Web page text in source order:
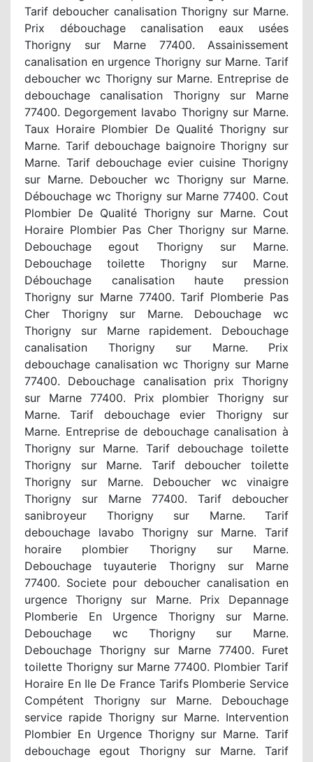
Tarif deboucher canalisation Thorigny sur Marne.
Prix débouchage canalisation eaux usées
Thorigny sur Marne 77400. Assainissement
canalisation en urgence Thorigny sur Marne. Tarif
deboucher wc Thorigny sur Marne. Entreprise de
debouchage canalisation Thorigny sur Marne
77400. Degorgement lavabo Thorigny sur Marne.
Taux Horaire Plombier De Qualité Thorigny sur
Marne. Tarif debouchage baignoire Thorigny sur
Marne. Tarif debouchage evier cuisine Thorigny
sur Marne. Deboucher wc Thorigny sur Marne.
Débouchage wc Thorigny sur Marne 77400. Cout
Plombier De Qualité Thorigny sur Marne. Cout
Horaire Plombier Pas Cher Thorigny sur Marne.
Debouchage egout Thorigny sur Marne.
Debouchage toilette Thorigny sur Marne.
Débouchage canalisation haute pression
Thorigny sur Marne 77400. Tarif Plomberie Pas
Cher Thorigny sur Marne. Debouchage wc
Thorigny sur Marne rapidement. Debouchage
canalisation Thorigny sur Marne. Prix
debouchage canalisation wc Thorigny sur Marne
77400. Debouchage canalisation prix Thorigny
sur Marne 77400. Prix plombier Thorigny sur
Marne. Tarif debouchage evier Thorigny sur
Marne. Entreprise de debouchage canalisation à
Thorigny sur Marne. Tarif debouchage toilette
Thorigny sur Marne. Tarif deboucher toilette
Thorigny sur Marne. Deboucher wc vinaigre
Thorigny sur Marne 77400. Tarif deboucher
sanibroyeur Thorigny sur Marne. Tarif
debouchage lavabo Thorigny sur Marne. Tarif
horaire plombier Thorigny sur Marne.
Debouchage tuyauterie Thorigny sur Marne
77400. Societe pour deboucher canalisation en
urgence Thorigny sur Marne. Prix Depannage
Plomberie En Urgence Thorigny sur Marne.
Debouchage wc Thorigny sur Marne.
Debouchage Thorigny sur Marne 77400. Furet
toilette Thorigny sur Marne 77400. Plombier Tarif
Horaire En Ile De France Tarifs Plomberie Service
Compétent Thorigny sur Marne. Debouchage
service rapide Thorigny sur Marne. Intervention
Plombier En Urgence Thorigny sur Marne. Tarif
debouchage egout Thorigny sur Marne. Tarif